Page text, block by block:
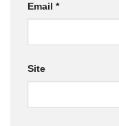
Email *
Site